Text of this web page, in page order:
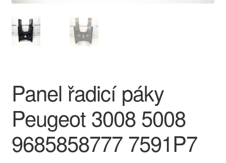
Platby
Reklamace
Reklamační řád
Vrakoviště Citroën
Panel řadicí páky
Peugeot 3008 5008
9685858777 7591P7